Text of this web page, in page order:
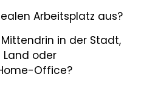
Arbeitsplatz aus?
in der Stadt,
oder
Office?